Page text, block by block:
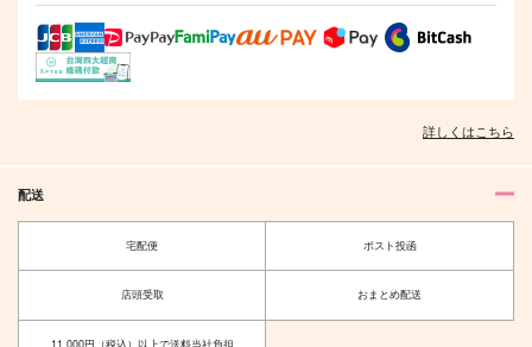
詳しくはこちら
配送
宅配便 ポスト投函
店頭受取 おまとめ配送
11,000円（税込）以上で送料当社負担